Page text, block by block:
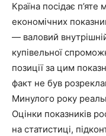
Країна посідає
економічних
— валовий
купівельної
позиції за цим
факт не був
Минулого року
Оцінки показників
на статистиці,